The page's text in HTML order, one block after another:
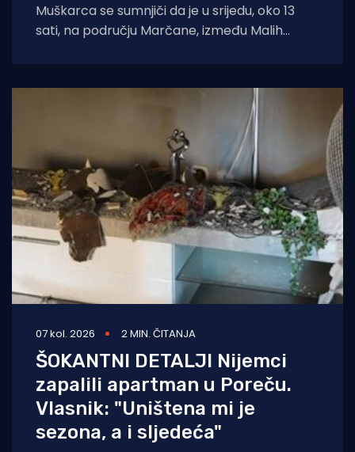
Muškarca se sumnjiči da je u srijedu, oko 13
sati, na području Marčane, između Malih
07 kol. 2026 2 MIN. ČITANJA
ŠOKANTNI DETALJI Nijemci
zapalili apartman u Poreču.
Vlasnik: "Uništena mi je
sezona, a i sljedeća"